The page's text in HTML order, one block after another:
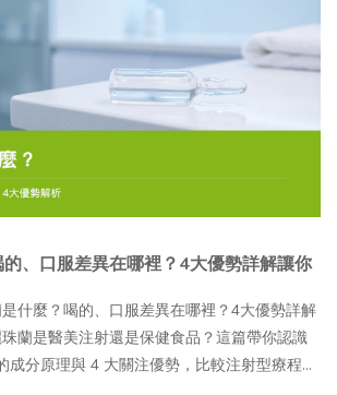
群？04PDRN 有哪些類型？喝的、吃的又是
如何挑選？5 大要點要知道！06吃的、喝的
是什麼？近年從醫美、保養一路延伸到保健食
到這個成分，喝的 PDRN、吃的 PDRN 也因
不過，市面上的產品形式越來越多，從精華
品都有，究竟它們有何不同？又該怎麼挑
保養需求？就讓本文帶你深入認識 PDRN，
的產品時，更快找到適合自己的選
來源與作用機制開始認識所謂的
，多聚去氧核醣核苷酸）」，就
經萃取、水解與純化製成的核苷酸聚合
腺苷（deoxyadenosine）、去氧鳥苷
等去氧核苷酸。由於其組成單元與人體 DNA
因此逐漸受到學術研究領域關注。— PDRN
、口服差異在哪裡？4大優勢詳解讓你
什麼？喝的、口服差異在哪裡？4大優勢詳解
蘭是醫美注射還是保健食品？這篇帶你認識
成分原理與 4 大關注優勢，比較注射型療程與